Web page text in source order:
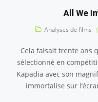
All We
Analyses de films
Cela faisait trente ans
sélectionné en
Kapadia avec son
immortalise sur